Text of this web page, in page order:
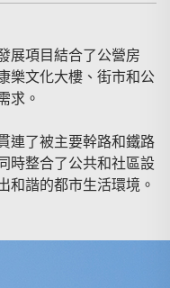
展項目結合了公營房
樂文化大樓、街市和公
求。
連了被主要幹路和鐵路
時整合了公共和社區設
和諧的都市生活環境。